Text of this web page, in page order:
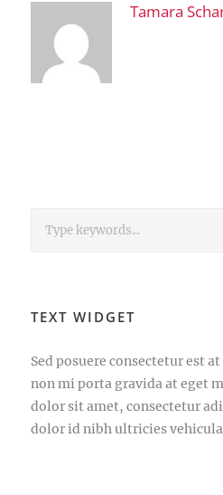
Tamara
TEXT WIDGET
Sed posuere consectetur est
non mi porta gravida at eget
dolor sit amet, consectetur
dolor id nibh ultricies